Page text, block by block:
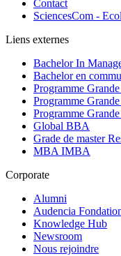
Contact
SciencesCom -
Liens externes
Bachelor In
Bachelor en
Programme
Programme
Programme
Global BBA
Grade de master
MBA IMBA
Corporate
Alumni
Audencia
Knowledge Hub
Newsroom
Nous rejoindre